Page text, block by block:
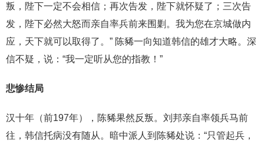
叛，陛下一定不会相信；再次告发，陛下就怀疑了；三次告
发，陛下必然大怒而亲自率兵前来围剿。我为您在京城做内
应，天下就可以取得了。” 陈豨一向知道韩信的雄才大略。深
信不疑，说：“我一定听从您的指教！”
悲惨结局
汉十年（前197年），陈豨果然反叛。刘邦亲自率领兵马前
往，韩信托病没有随从。暗中派人到陈豨处说：“只管起兵，